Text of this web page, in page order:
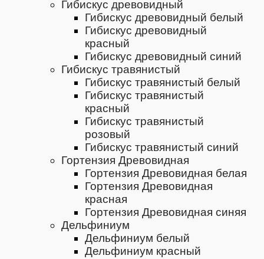
Гибискус древовидный
Гибискус древовидный белый
Гибискус древовидный
красный
Гибискус древовидный синий
Гибискус травянистый
Гибискус травянистый белый
Гибискус травянистый
красный
Гибискус травянистый
розовый
Гибискус травянистый синий
Гортензия Древовидная
Гортензия Древовидная белая
Гортензия Древовидная
красная
Гортензия Древовидная синяя
Дельфиниум
Дельфиниум белый
Дельфиниум красный